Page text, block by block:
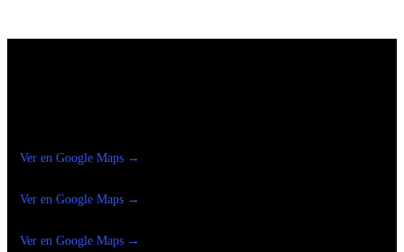
Ver en Google Maps →
Ver en Google Maps →
Ver en Google Maps →